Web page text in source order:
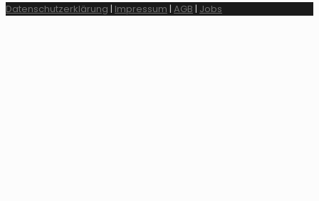
Datenschutzerklärung | Impressum | AGB | Jobs